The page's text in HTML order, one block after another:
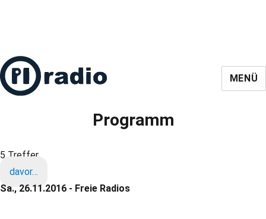
MENÜ
Programm
5 Treffer
davor…
Sa., 26.11.2016 - Freie Radios